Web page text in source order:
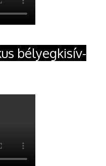
bélyegkisív-